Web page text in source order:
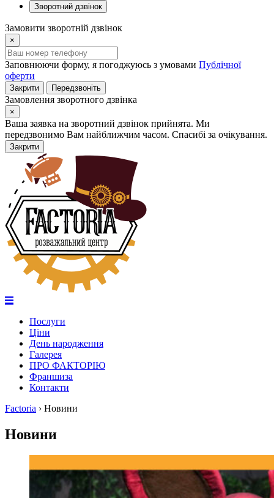
Зворотний дзвінок
Замовити зворотній дзвінок
×
Заповнюючи форму, я погоджуюсь з умовами Публічної
оферти
Закрити Передзвоніть
Замовлення зворотного дзвінка
×
Ваша заявка на зворотний дзвінок прийнята. Ми
передзвонимо Вам найближчим часом. Спасибі за очікування.
Закрити
Послуги
Ціни
День народження
Галерея
ПРО ФАКТОРІЮ
Франшиза
Контакти
Factoria › Новини
Новини